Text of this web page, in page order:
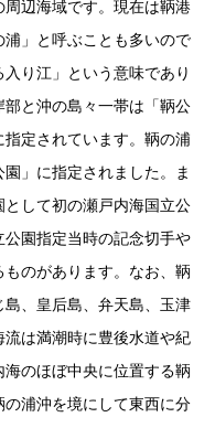
辺海域です。現在は鞆港
」と呼ぶことも多いので
り江」という意味であり
と沖の島々一帯は「鞆公
定されています。鞆の浦
」に指定されました。ま
して初の瀬戸内海国立公
園指定当時の記念切手や
のがあります。なお、鞆
、皇后島、弁天島、玉津
は満潮時に豊後水道や紀
のほぼ中央に位置する鞆
浦沖を境にして東西に分